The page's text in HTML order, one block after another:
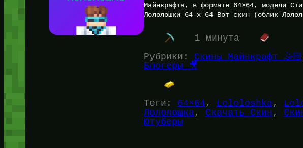
Майнкрафта, в формате 64×64, модели
Лололошки 64 x 64 Вот скин (облик
1 минута
Рубрики: Скины Майнкрафт 🤹🏻
Блогеры 🎥
Теги: 64×64 , Lololoshka,
Лололошка, Скачать Скин ,
Ютуберы